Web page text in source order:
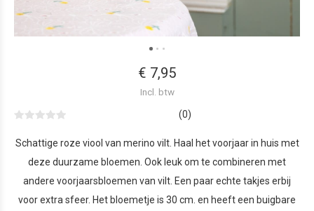
€ 7,95
Incl. btw
(0)
Schattige roze viool van merino vilt. Haal het voorjaar in huis met
deze duurzame bloemen. Ook leuk om te combineren met
andere voorjaarsbloemen van vilt. Een paar echte takjes erbij
voor extra sfeer. Het bloemetje is 30 cm. en heeft een buigbare